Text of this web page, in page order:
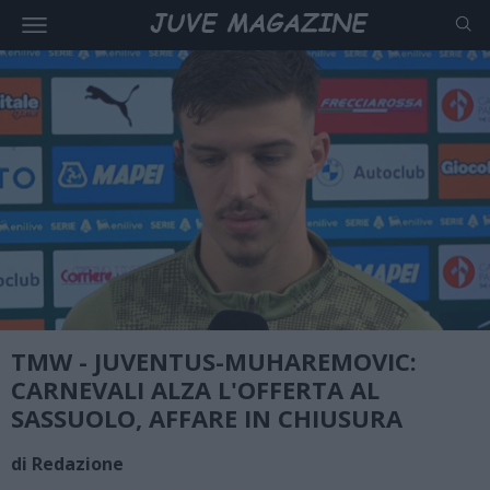
TMW - JUVENTUS-MUHAREMOVIC:
CARNEVALI ALZA L'OFFERTA AL
SASSUOLO, AFFARE IN CHIUSURA
di Redazione